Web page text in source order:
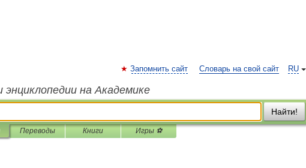
RU
Запомнить сайт Словарь на свой сайт
энциклопедии на Академике
Найти!
Переводы Книги Игры ⚽